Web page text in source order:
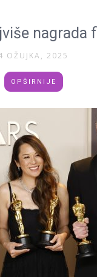
nagrada
OŽUJKA, 2025
OPŠIRNIJE